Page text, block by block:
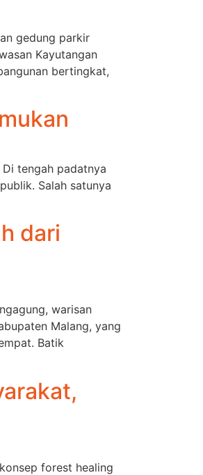
gedung parkir
Kayutangan
bertingkat,
Di tengah padatnya
Salah satunya
dari
warisan
Malang, yang
Batik
forest healing